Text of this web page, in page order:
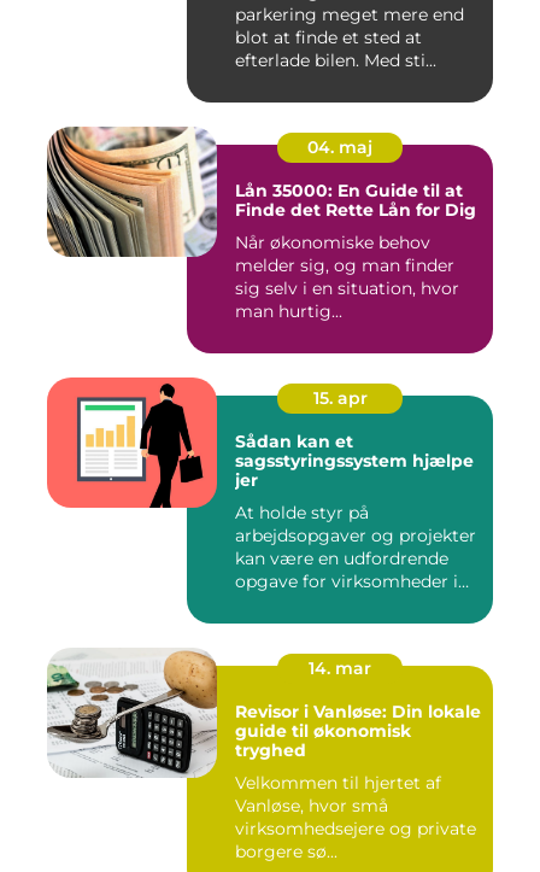
parkering meget mere end
blot at finde et sted at
efterlade bilen. Med sti...
04. maj
Lån 35000: En Guide til at
Finde det Rette Lån for Dig
Når økonomiske behov
melder sig, og man finder
sig selv i en situation, hvor
man hurtig...
15. apr
Sådan kan et
sagsstyringssystem hjælpe
jer
At holde styr på
arbejdsopgaver og projekter
kan være en udfordrende
opgave for virksomheder i
14. mar
Revisor i Vanløse: Din lokale
guide til økonomisk
tryghed
Velkommen til hjertet af
Vanløse, hvor små
virksomhedsejere og private
borgere sø...